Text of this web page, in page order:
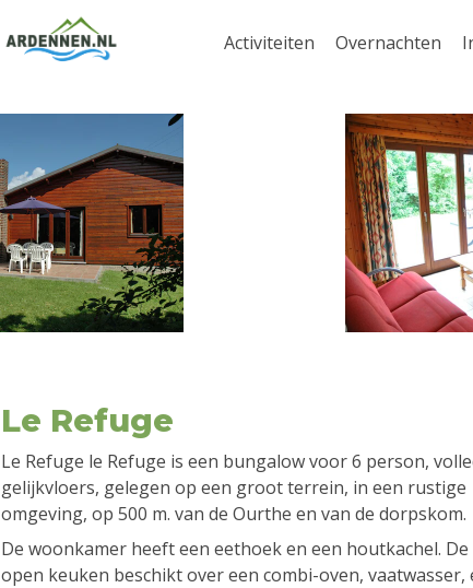
Activiteiten Overnachten
Le Refuge
Le Refuge le Refuge is een bungalow voor 6 person,
gelijkvloers, gelegen op een groot terrein, in een rustige
omgeving, op 500 m. van de Ourthe en van de dorpskom.
De woonkamer heeft een eethoek en een houtkachel. De
open keuken beschikt over een combi-oven, vaatwasser,